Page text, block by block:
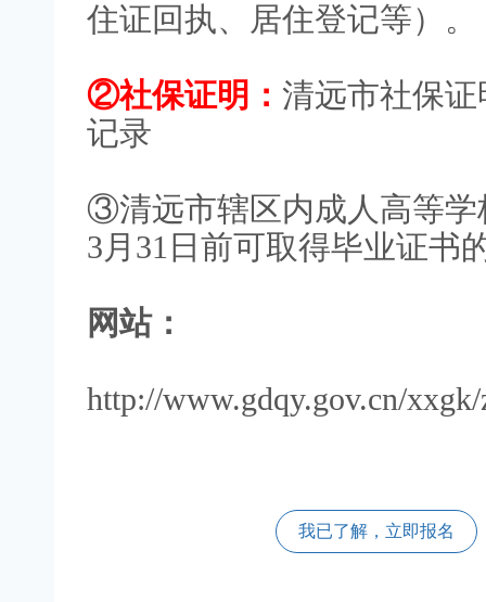
住证回执、居住登记等）。
②社保证明： 清远市社保证
记录
③清远市辖区内成人高等学
3月31日前可取得毕业证书
网站：
http://www.gdqy.gov.cn/
我已了解，立即报名